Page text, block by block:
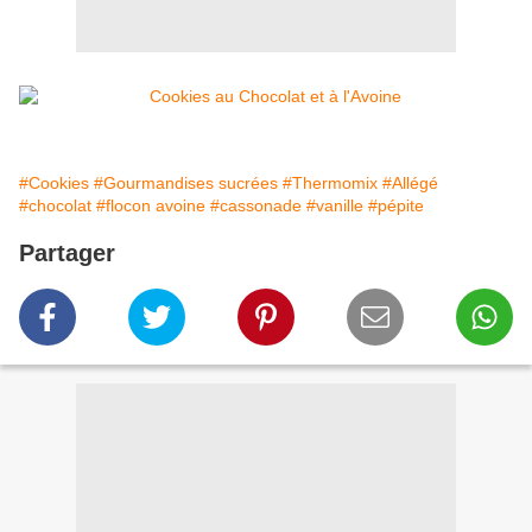
#Cookies #Gourmandises sucrées #Thermomix #Allégé
#chocolat #flocon avoine #cassonade #vanille #pépite
Partager